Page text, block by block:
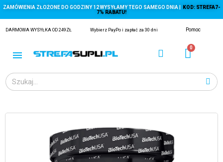
ZAMÓWIENIA ZŁOŻONE DO GODZINY 12 WYSYŁAMY TEGO SAMEGO DNIA |
KOD: STREFA7-
7% RABATU!
DARMOWA WYSYŁKA OD 249ZŁ Wybierz PayPo i zapłać za 30 dni Pomoc